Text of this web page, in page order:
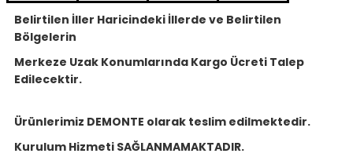
Belirtilen İller Haricindeki İllerde ve Belirtilen
Bölgelerin
Merkeze Uzak Konumlarında Kargo Ücreti Talep
Edilecektir.
Ürünlerimiz DEMONTE olarak teslim edilmektedir.
Kurulum Hizmeti SAĞLANMAMAKTADIR.